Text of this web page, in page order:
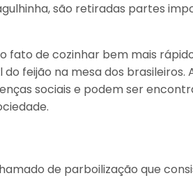
são retiradas partes
de cozinhar bem mais
feijão na mesa dos brasileiros.
sociais e podem ser
de parboilização que